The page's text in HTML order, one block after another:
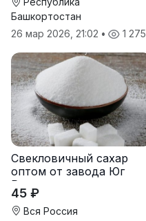
Башкортостан
26 мар 2026, 21:02 • 1 275
Свекловичный сахар
оптом от завода Юг
Руси
45 ₽
Вся Россия